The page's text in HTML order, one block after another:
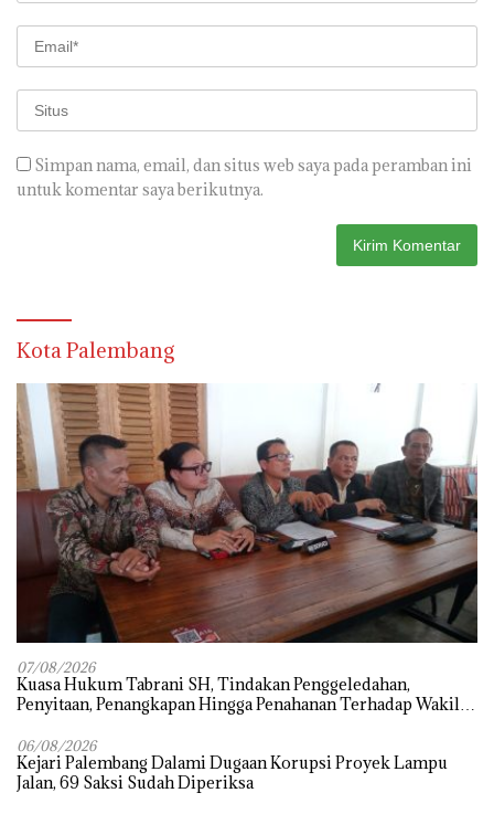
Simpan nama, email, dan situs web saya pada peramban ini
untuk komentar saya berikutnya.
Kota Palembang
07/08/2026
‎Kuasa Hukum Tabrani SH, Tindakan Penggeledahan,
Penyitaan, Penangkapan Hingga Penahanan Terhadap Wakil
06/08/2026
Kejari Palembang Dalami Dugaan Korupsi Proyek Lampu
Jalan, 69 Saksi Sudah Diperiksa